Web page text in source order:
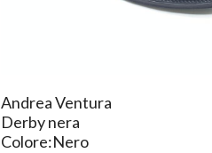
​Andrea Ventura
Derby nera
Colore:Nero